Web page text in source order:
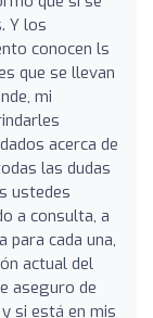
Y los
conocen ls
que se llevan
mi
acerca de
las dudas
ustedes
a consulta, a
para cada una,
actual del
aseguro de
si está en mis